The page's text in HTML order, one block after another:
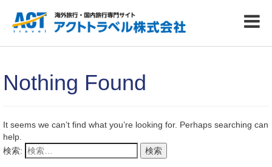
Nothing Found
It seems we can’t find what you’re looking for. Perhaps searching can
help.
検索: